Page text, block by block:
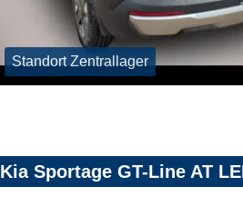
Standort Zentrallager
Kia Sportage GT-Line AT